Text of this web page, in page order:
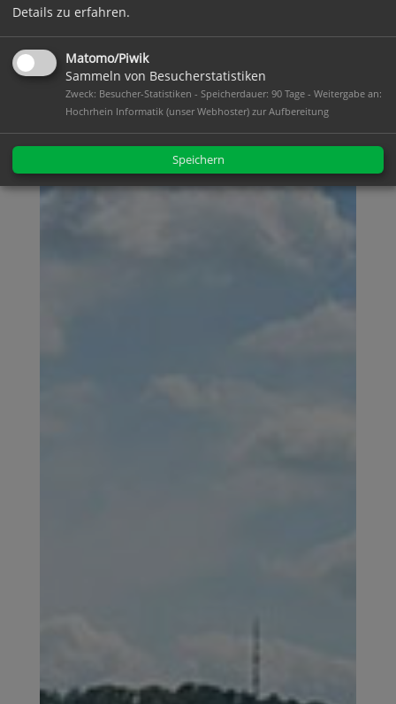
Details zu erfahren.
Matomo/Piwik
Sammeln von Besucherstatistiken
Zweck: Besucher-Statistiken - Speicherdauer: 90 Tage - Weitergabe an:
Hochrhein Informatik (unser Webhoster) zur Aufbereitung
Speichern